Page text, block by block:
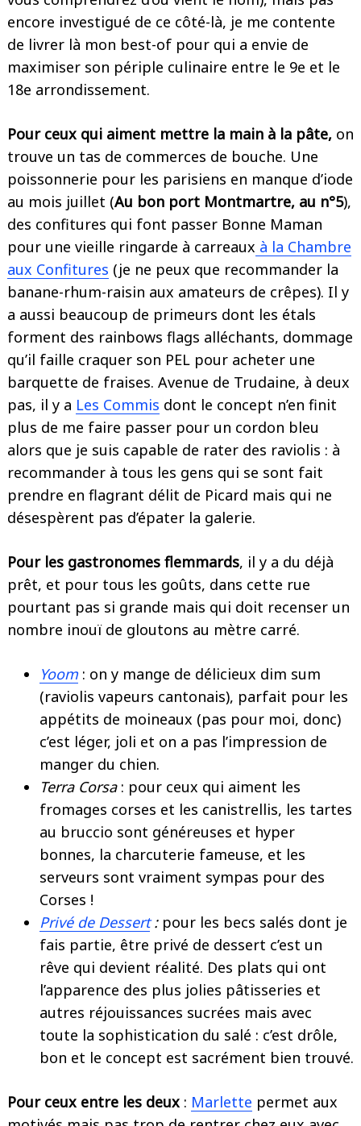
encore investigué de ce côté-là, je me contente
de livrer là mon best-of pour qui a envie de
maximiser son périple culinaire entre le 9e et le
18e arrondissement.
Pour ceux qui aiment mettre la main à la pâte, on
trouve un tas de commerces de bouche. Une
poissonnerie pour les parisiens en manque d’iode
au mois juillet (Au bon port Montmartre, au n°5),
des confitures qui font passer Bonne Maman
pour une vieille ringarde à carreaux à la Chambre
aux Confitures (je ne peux que recommander la
banane-rhum-raisin aux amateurs de crêpes). Il y
a aussi beaucoup de primeurs dont les étals
forment des rainbows flags alléchants, dommage
qu’il faille craquer son PEL pour acheter une
barquette de fraises. Avenue de Trudaine, à deux
pas, il y a Les Commis dont le concept n’en finit
plus de me faire passer pour un cordon bleu
alors que je suis capable de rater des raviolis : à
recommander à tous les gens qui se sont fait
prendre en flagrant délit de Picard mais qui ne
désespèrent pas d’épater la galerie.
Pour les gastronomes flemmards, il y a du déjà
prêt, et pour tous les goûts, dans cette rue
pourtant pas si grande mais qui doit recenser un
nombre inouï de gloutons au mètre carré.
Yoom: on y mange de délicieux dim sum
(raviolis vapeurs cantonais), parfait pour les
appétits de moineaux (pas pour moi, donc)
c’est léger, joli et on a pas l’impression de
manger du chien.
Terra Corsa: pour ceux qui aiment les
fromages corses et les canistrellis, les tartes
au bruccio sont généreuses et hyper
bonnes, la charcuterie fameuse, et les
serveurs sont vraiment sympas pour des
Corses !
Privé de Dessert:pour les becs salés dont je
fais partie, être privé de dessert c’est un
rêve qui devient réalité. Des plats qui ont
l’apparence des plus jolies pâtisseries et
autres réjouissances sucrées mais avec
toute la sophistication du salé : c’est drôle,
bon et le concept est sacrément bien trouvé.
Pour ceux entre les deux : Marlette permet aux
Search
for: